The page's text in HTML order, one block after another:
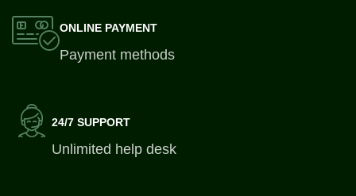
ONLINE PAYMENT
Payment methods
24/7 SUPPORT
Unlimited help desk